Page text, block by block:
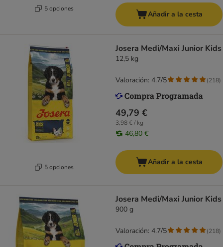
5 opciones
Añadir a la cesta
5 opciones
Josera Medi/Maxi Junior Kids
12,5 kg
49,79 €
3,98 € / kg
46,80 €
Valoración: 4.7/5 (218)
Añadir a la cesta
Josera Medi/Maxi Junior Kids
900 g
Valoración: 4.7/5 (218)